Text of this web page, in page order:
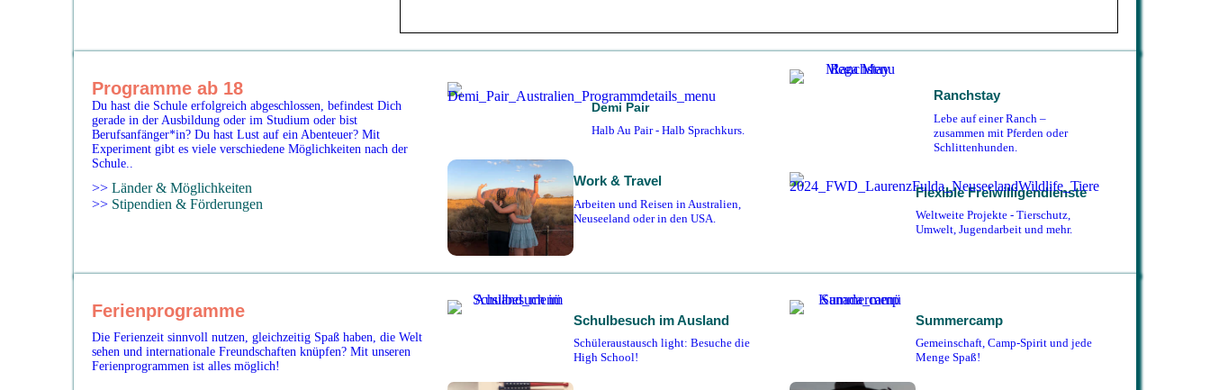
Programme ab 18
Du hast die Schule erfolgreich abgeschlossen, befindest Dich
gerade in der Ausbildung oder im Studium oder bist
Berufsanfänger*in? Du hast Lust auf ein Abenteuer? Mit
Experiment gibt es viele verschiedene Möglichkeiten nach der
Schule..
>> Länder & Möglichkeiten
>> Stipendien & Förderungen
Demi Pair
Halb Au Pair - Halb Sprachkurs.
Work & Travel
Arbeiten und Reisen in Australien,
Neuseeland oder in den USA.
Ranchstay
Lebe auf einer Ranch –
zusammen mit Pferden oder
Schlittenhunden.
Flexible Freiwilligendienste
Weltweite Projekte - Tierschutz,
Umwelt, Jugendarbeit und mehr.
Ferienprogramme
Die Ferienzeit sinnvoll nutzen, gleichzeitig Spaß haben, die Welt
sehen und internationale Freundschaften knüpfen? Mit unseren
Ferienprogrammen ist alles möglich!
Schulbesuch im Ausland
Schüleraustausch light: Besuche die
High School!
Summercamp
Gemeinschaft, Camp-Spirit und jede
Menge Spaß!